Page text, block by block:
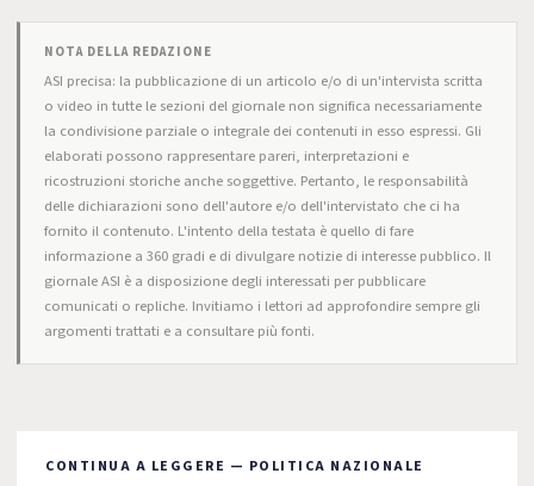
NOTA DELLA REDAZIONE
ASI precisa: la pubblicazione di un articolo e/o di un'intervista scritta
o video in tutte le sezioni del giornale non significa necessariamente
la condivisione parziale o integrale dei contenuti in esso espressi. Gli
elaborati possono rappresentare pareri, interpretazioni e
ricostruzioni storiche anche soggettive. Pertanto, le responsabilità
delle dichiarazioni sono dell'autore e/o dell'intervistato che ci ha
fornito il contenuto. L'intento della testata è quello di fare
informazione a 360 gradi e di divulgare notizie di interesse pubblico. Il
giornale ASI è a disposizione degli interessati per pubblicare
comunicati o repliche. Invitiamo i lettori ad approfondire sempre gli
argomenti trattati e a consultare più fonti.
CONTINUA A LEGGERE — POLITICA NAZIONALE